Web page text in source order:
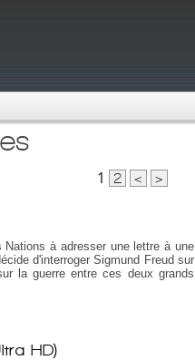
1 2 < >
à adresser une lettre à une
d'interroger Sigmund Freud sur
la guerre entre ces deux grands
HD)